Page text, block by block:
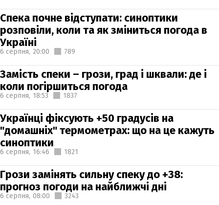
Спека почне відступати: синоптики
розповіли, коли та як зміниться погода в
Україні
6 серпня, 20:00 789
Замість спеки – грози, град і шквали: де і
коли погіршиться погода
6 серпня, 18:53 1837
Українці фіксують +50 градусів на
"домашніх" термометрах: що на це кажуть
синоптики
6 серпня, 16:46 1821
Грози замінять сильну спеку до +38:
прогноз погоди на найближчі дні
6 серпня, 08:00 3243